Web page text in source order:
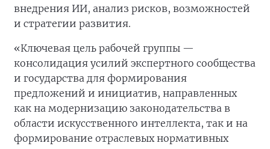
внедрения ИИ, анализ рисков, возможностей
и стратегии развития.
«Ключевая цель рабочей группы —
консолидация усилий экспертного сообщества
и государства для формирования
предложений и инициатив, направленных
как на модернизацию законодательства в
области искусственного интеллекта, так и на
формирование отраслевых нормативных